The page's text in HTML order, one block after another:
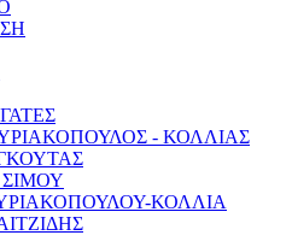
- ΚΟΛΛΙΑΣ
ΣΙΜΟΥ
ΚΟΛΛΙΑ